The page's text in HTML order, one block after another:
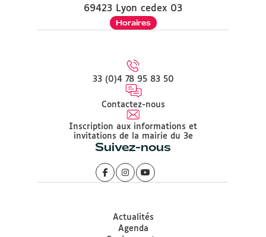
69423 Lyon cedex 03
Horaires
33 (0)4 78 95 83 50
Contactez-nous
Inscription aux informations et
invitations de la mairie du 3e
Suivez-nous
Actualités
Agenda